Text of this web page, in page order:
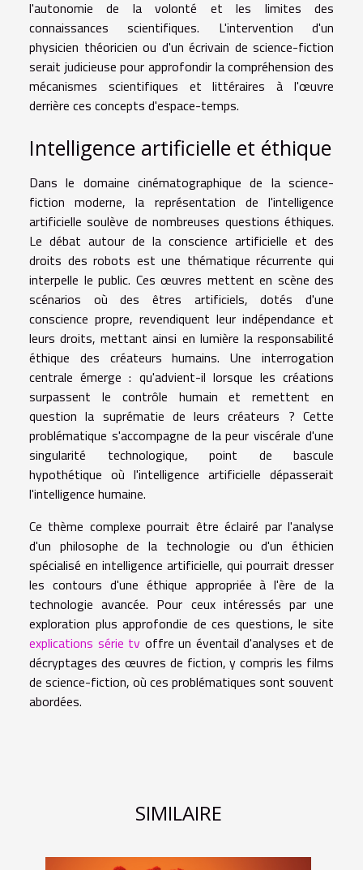
l'autonomie de la volonté et les limites des
connaissances scientifiques. L'intervention d'un
physicien théoricien ou d'un écrivain de science-fiction
serait judicieuse pour approfondir la compréhension des
mécanismes scientifiques et littéraires à l'œuvre
derrière ces concepts d'espace-temps.
Intelligence artificielle et éthique
Dans le domaine cinématographique de la science-
fiction moderne, la représentation de l'intelligence
artificielle soulève de nombreuses questions éthiques.
Le débat autour de la conscience artificielle et des
droits des robots est une thématique récurrente qui
interpelle le public. Ces œuvres mettent en scène des
scénarios où des êtres artificiels, dotés d'une
conscience propre, revendiquent leur indépendance et
leurs droits, mettant ainsi en lumière la responsabilité
éthique des créateurs humains. Une interrogation
centrale émerge : qu'advient-il lorsque les créations
surpassent le contrôle humain et remettent en
question la suprématie de leurs créateurs ? Cette
problématique s'accompagne de la peur viscérale d'une
singularité technologique, point de bascule
hypothétique où l'intelligence artificielle dépasserait
l'intelligence humaine.
Ce thème complexe pourrait être éclairé par l'analyse
d'un philosophe de la technologie ou d'un éthicien
spécialisé en intelligence artificielle, qui pourrait dresser
les contours d'une éthique appropriée à l'ère de la
technologie avancée. Pour ceux intéressés par une
exploration plus approfondie de ces questions, le site
explications série tv offre un éventail d'analyses et de
décryptages des œuvres de fiction, y compris les films
de science-fiction, où ces problématiques sont souvent
abordées.
SIMILAIRE